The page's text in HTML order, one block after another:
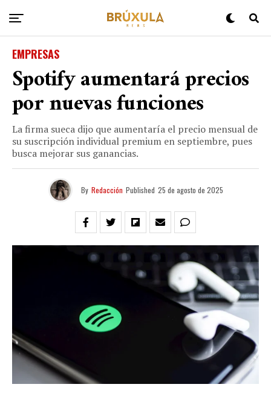
EMPRESAS
Spotify aumentará precios
por nuevas funciones
La firma sueca dijo que aumentaría el precio mensual de
su suscripción individual premium en septiembre, pues
busca mejorar sus ganancias.
By Redacción Published 25 de agosto de 2025